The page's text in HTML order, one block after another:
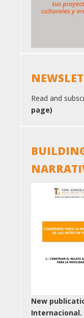
Read and
page)
New
Internacional.